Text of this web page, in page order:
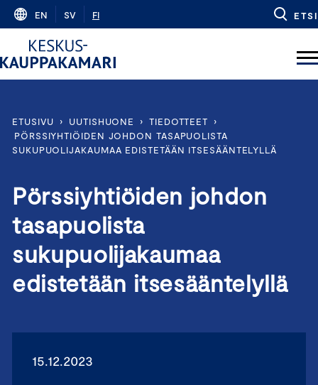
Skip
content
EN SV FI ETSI
ETUSIVU › UUTISHUONE › TIEDOTTEET
›
PÖRSSIYHTIÖIDEN JOHDON TASAPUOLISTA
SUKUPUOLIJAKAUMAA EDISTETÄÄN ITSESÄÄNTELYLLÄ
Pörssiyhtiöiden johdon
tasapuolista
sukupuolijakaumaa
edistetään itsesääntelyllä
15.12.2023